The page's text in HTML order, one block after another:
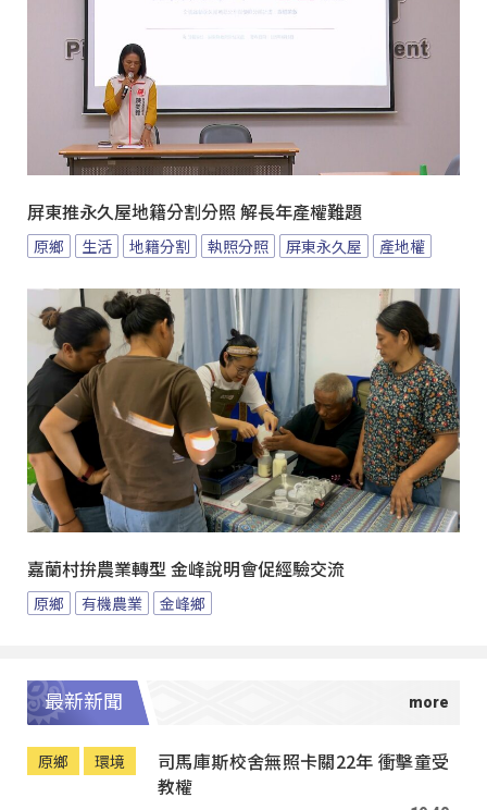
屏東推永久屋地籍分割分照 解長年產權難題
原鄉 生活 地籍分割 執照分照 屏東永久屋 產地權
嘉蘭村拚農業轉型 金峰說明會促經驗交流
原鄉 有機農業 金峰鄉
最新新聞
原鄉 環境
司馬庫斯校舍無照卡關22年 衝擊童受
教權